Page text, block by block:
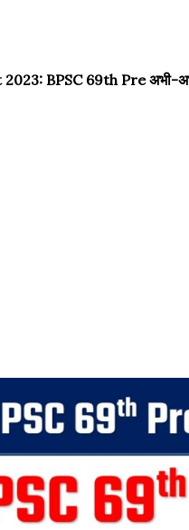
BPSC 69th Pre अभी-